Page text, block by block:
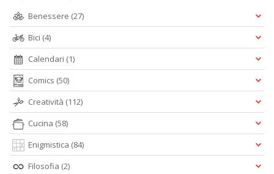
Benessere (27)
Bici (4)
Calendari (1)
Comics (50)
Creatività (112)
Cucina (58)
Enigmistica (84)
Filosofia (2)